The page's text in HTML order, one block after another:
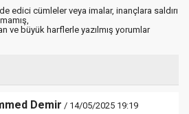
edici cümleler veya imalar, inançlara saldırı
ve büyük harflerle yazılmış yorumlar
Demir / 14/05/2025 19:19